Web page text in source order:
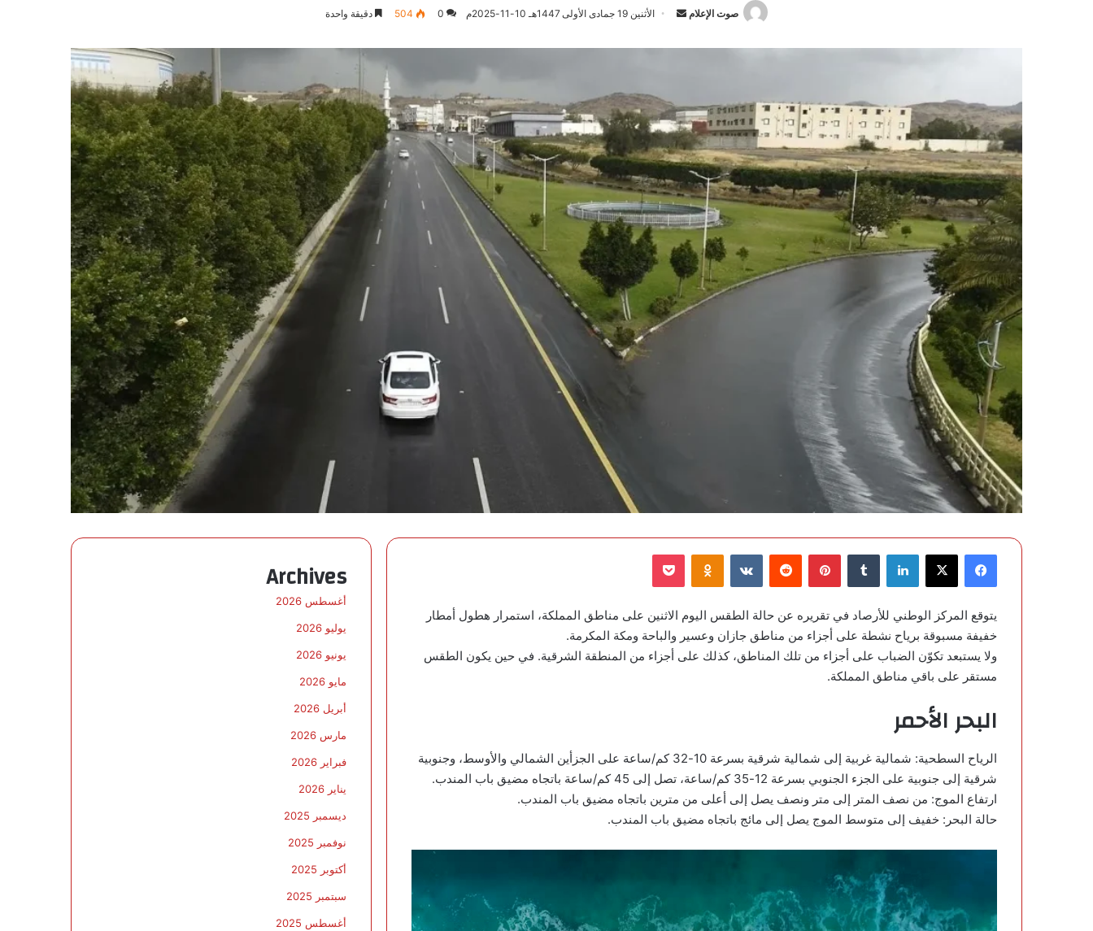
صوت الإعلام
أرسلالأثنين 19 جمادى الأولى 1447هـ 10-11-2025م 0
504 دقيقة واحدة
فيسبوك لينكدإن بينتيريست
يتوقع المركز الوطني للأرصاد في تقريره عن حالة الطقس اليوم الاثنين على مناطق المملكة، استمرار هطول أمطار
خفيفة مسبوقة برياح نشطة على أجزاء من مناطق جازان وعسير والباحة ومكة المكرمة.
ولا يستبعد تكوّن الضباب على أجزاء من تلك المناطق، كذلك على أجزاء من المنطقة الشرقية. في حين يكون الطقس
مستقر على باقي مناطق المملكة.
البحر الأحمر
الرياح السطحية: شمالية غربية إلى شمالية شرقية بسرعة 10-32 كم/ساعة على الجزأين الشمالي والأوسط، وجنوبية
شرقية إلى جنوبية على الجزء الجنوبي بسرعة 12-35 كم/ساعة، تصل إلى 45 كم/ساعة باتجاه مضيق باب المندب.
ارتفاع الموج: من نصف المتر إلى متر ونصف يصل إلى أعلى من مترين باتجاه مضيق باب المندب.
حالة البحر: خفيف إلى متوسط الموج يصل إلى مائج باتجاه مضيق باب المندب.
Archives
أغسطس 2026
يوليو 2026
يونيو 2026
مايو 2026
أبريل 2026
مارس 2026
فبراير 2026
يناير 2026
ديسمبر 2025
نوفمبر 2025
أكتوبر 2025
سبتمبر 2025
أغسطس 2025